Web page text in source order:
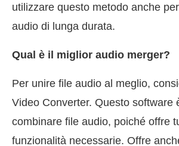
utilizzare questo metodo anche
audio di lunga durata.
Qual è il miglior audio merger?
Per unire file audio al meglio,
Video Converter. Questo software
combinare file audio, poiché offre
funzionalità necessarie. Offre